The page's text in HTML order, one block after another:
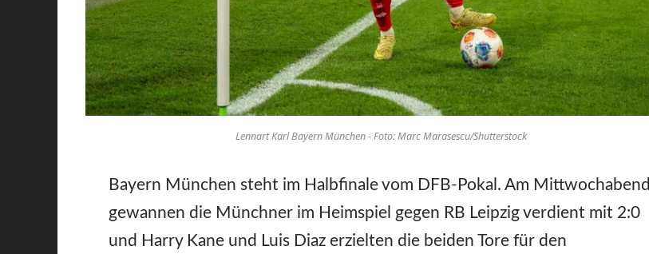
Lennart Karl Bayern München - Foto: Marc Marasescu/Shutterstock
Bayern München steht im Halbfinale vom DFB-Pokal. Am Mittwochabend
gewannen die Münchner im Heimspiel gegen RB Leipzig verdient mit 2:0
und Harry Kane und Luis Diaz erzielten die beiden Tore für den